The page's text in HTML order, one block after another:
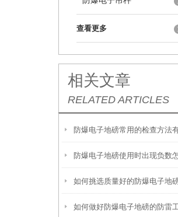
查看更多
相关文章
RELATED ARTICLES
防爆电子地磅常用的检查方法
如何挑选质量好的防爆电子地
如何做好防爆电子地磅的防雷